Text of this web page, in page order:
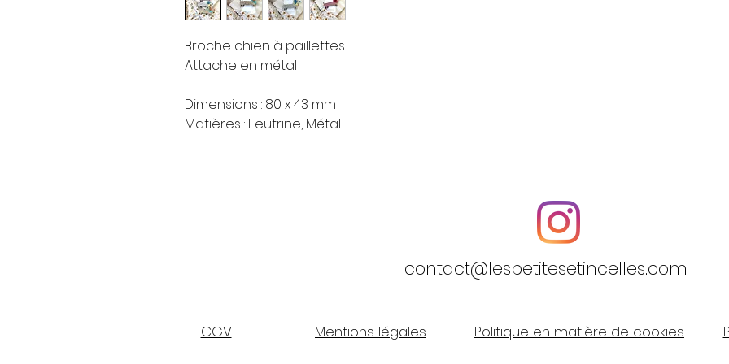
Broche chien à paillettes
Attache en métal
Dimensions : 80 x 43 mm
Matières : Feutrine, Métal
contact@lespetitesetincelles.com
CGV Mentions légales Politique en matière de cookies